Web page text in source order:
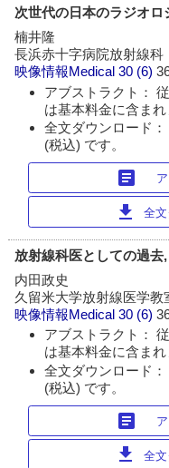
次世代の日本のラジオ
楠井隆
長浜赤十字病院放射線科
映像情報Medical 30 (6)
アブストラクト：
は基本料金に含まれ
全文ダウンロード
(税込) です。
article
download 全
放射線科医としての過去
内田政史
久留米大学放射線医学教
映像情報Medical 30 (6)
アブストラクト：
は基本料金に含まれ
全文ダウンロード
(税込) です。
article
download 全